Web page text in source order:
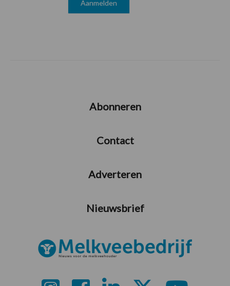
Abonneren
Contact
Adverteren
Nieuwsbrief